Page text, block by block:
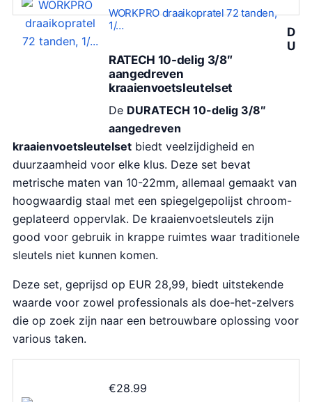
WORKPRO draaikopratel 72 tanden,
1/…
D
U
RATECH 10-delig 3/8″
aangedreven
kraaienvoetsleutelset
De DURATECH 10-delig 3/8″
aangedreven
kraaienvoetsleutelset biedt veelzijdigheid en
duurzaamheid voor elke klus. Deze set bevat
metrische maten van 10-22mm, allemaal gemaakt van
hoogwaardig staal met een spiegelgepolijst chroom-
geplateerd oppervlak. De kraaienvoetsleutels zijn
good voor gebruik in krappe ruimtes waar traditionele
sleutels niet kunnen komen.
Deze set, geprijsd op EUR 28,99, biedt uitstekende
waarde voor zowel professionals als doe-het-zelvers
die op zoek zijn naar een betrouwbare oplossing voor
various taken.
€28.99